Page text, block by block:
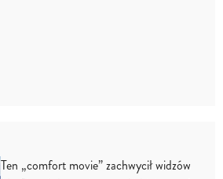
Ten „comfort movie” zachwycił widzów